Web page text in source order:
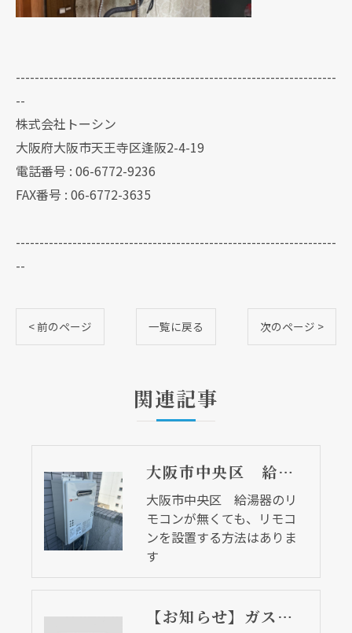
--------------------------------------------------------------------
--
株式会社トーシン
大阪府大阪市天王寺区逢阪2-4-19
電話番号 : 06-6772-9236
FAX番号 : 06-6772-3635
--------------------------------------------------------------------
--
< 前のページ 一覧に戻る 次のページ >
関連記事
大阪市中央区 給湯器のリモコンが無くても、リモコンを設置する方法はあります
大阪市中央区 給湯器のリ
モコンが無くても、リモコ
ンを設置する方法はありま
す
【お知らせ】ガス温水式乾太くんが発売されます マンションでも設置可能な場合もあります